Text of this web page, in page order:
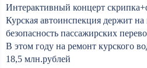
Интерактивный концерт
Курская автоинспекция держит
безопасность пассажирских
В этом году на ремонт курского
18,5 млн.рублей